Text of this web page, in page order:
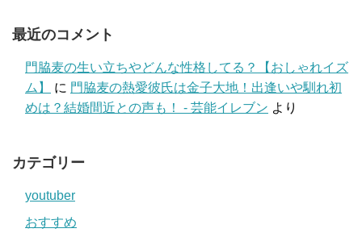
最近のコメント
門脇麦の生い立ちやどんな性格してる？【おしゃれイズ
ム】
に 門脇麦の熱愛彼氏は金子大地！出逢いや馴れ初
めは？結婚間近との声も！ - 芸能イレブン より
カテゴリー
youtuber
おすすめ